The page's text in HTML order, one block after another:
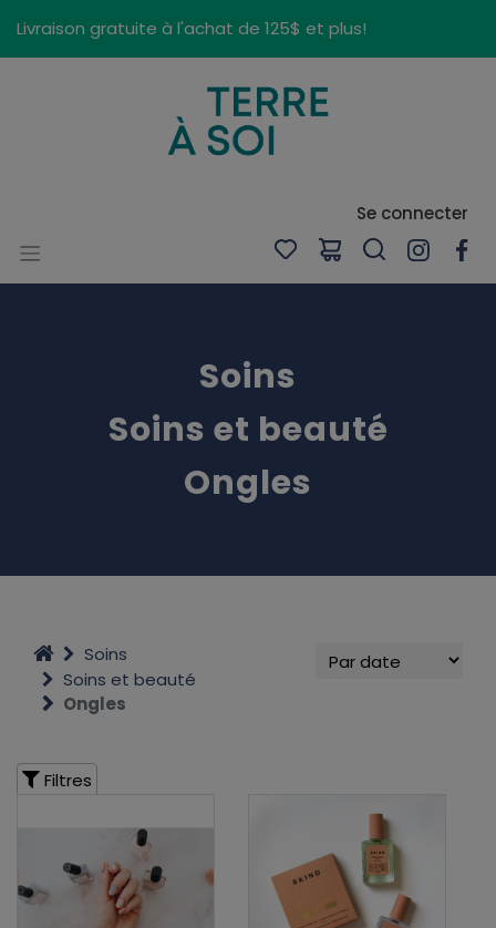
Livraison gratuite à l'achat de 125$ et plus!
Se connecter
Soins
Soins et beauté
Ongles
Soins
Soins et beauté
Ongles
Filtres